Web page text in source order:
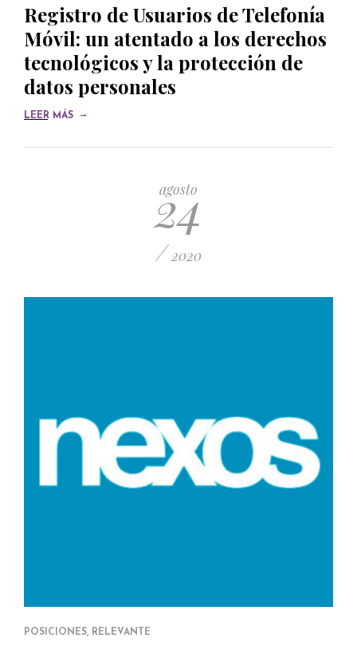
Registro de Usuarios de Telefonía
Móvil: un atentado a los derechos
tecnológicos y la protección de
datos personales
LEER MÁS →
agosto
24
/ 2020
POSICIONES, RELEVANTE